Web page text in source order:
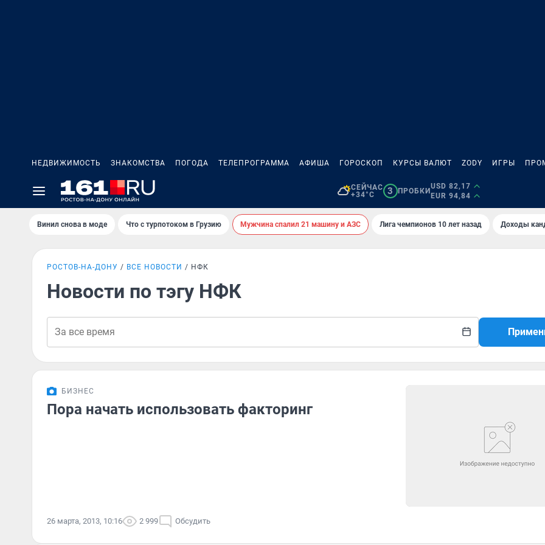
НЕДВИЖИМОСТЬ ЗНАКОМСТВА ПОГОДА ТЕЛЕПРОГРАММА АФИША ГОРОСКОП КУРСЫ ВАЛЮТ ZODY ИГРЫ
СЕЙЧАС
+34°C
3 ПРОБКИ
USD 82,17
EUR 94,84
Винил снова в моде Что с турпотоком в Грузию Мужчина спалил 21 машину и АЗС Лига чемпионов 10 лет назад Доходы
РОСТОВ-НА-ДОНУ ВСЕ НОВОСТИ НФК
Новости по тэгу НФК
БИЗНЕС
Пора начать использовать факторинг
26 марта, 2013, 10:16 2 999 Обсудить